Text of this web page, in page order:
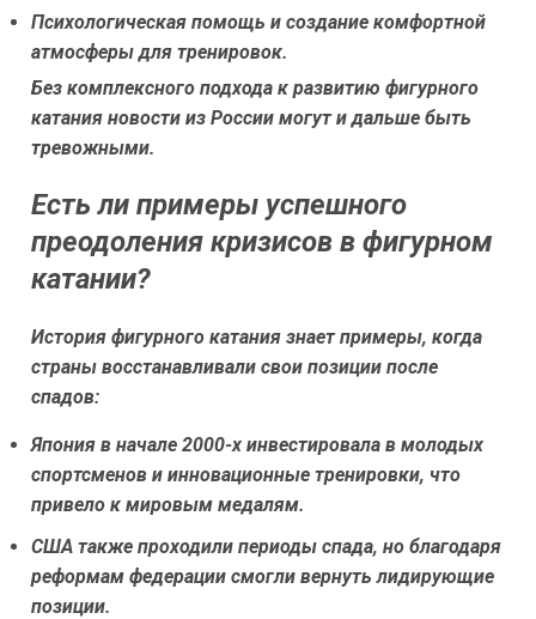
Психологическая помощь и создание комфортной
атмосферы для тренировок.
Без комплексного подхода к развитию фигурного
катания новости из России могут и дальше быть
тревожными.
Есть ли примеры успешного
преодоления кризисов в фигурном
катании?
История фигурного катания знает примеры, когда
страны восстанавливали свои позиции после
спадов:
Япония в начале 2000-х инвестировала в молодых
спортсменов и инновационные тренировки, что
привело к мировым медалям.
США также проходили периоды спада, но благодаря
реформам федерации смогли вернуть лидирующие
позиции.